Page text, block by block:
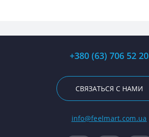
+380 (63) 706 52 20
СВЯЗАТЬСЯ С НАМИ
info@feelmart.com.ua